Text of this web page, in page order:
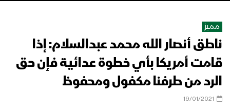
مميز
ناطق أنصار الله محمد عبدالسلام: إذا
قامت أمريكا بأي خطوة عدائية فإن حق
الرد من طرفنا مكفول ومحفوظ
19/01/2021